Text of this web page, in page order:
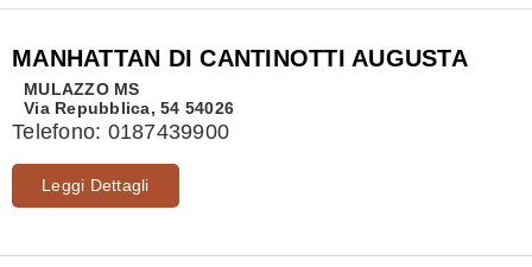
MANHATTAN DI CANTINOTTI AUGUSTA
MULAZZO MS
Via Repubblica, 54 54026
Telefono: 0187439900
Leggi Dettagli